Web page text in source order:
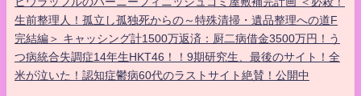
生前整理人！孤立し孤独死からの～特殊清掃・遺品整理への道F
完結編＞ キャッシング計1500万返済：厨二病借金3500万円！う
つ病統合失調症14年生HKT46！！9期研究生、最後のサイト！全
米が泣いた！認知症鬱病60代のラストサイト絶賛！公開中